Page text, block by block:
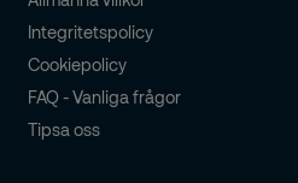
Integritetspolicy
Cookiepolicy
FAQ - Vanliga frågor
Tipsa oss